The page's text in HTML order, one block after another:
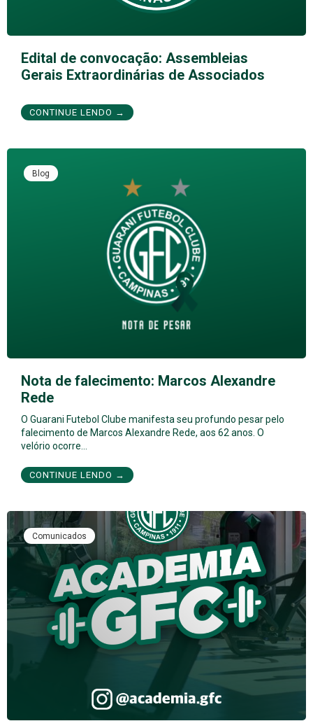
Edital de convocação: Assembleias
Gerais Extraordinárias de Associados
CONTINUE LENDO →
Blog
Nota de falecimento: Marcos Alexandre
Rede
O Guarani Futebol Clube manifesta seu profundo pesar pelo
falecimento de Marcos Alexandre Rede, aos 62 anos. O
velório ocorre…
CONTINUE LENDO →
Comunicados